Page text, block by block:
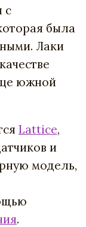
с
была
Лаки
южной
Lattice,
и
модель,
.